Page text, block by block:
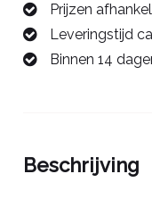
42426100
aantal
Prijzen
Leveringstijd
Binnen 14
Beschrijving